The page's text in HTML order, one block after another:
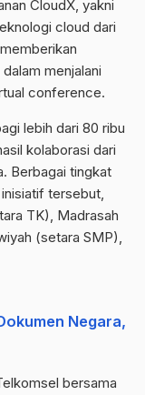
CloudX, yakni
cloud dari
menjalani
conference.
lebih dari 80 ribu
kolaborasi dari
Berbagai tingkat
tersebut,
TK), Madrasah
(setara SMP),
Negara,
bersama